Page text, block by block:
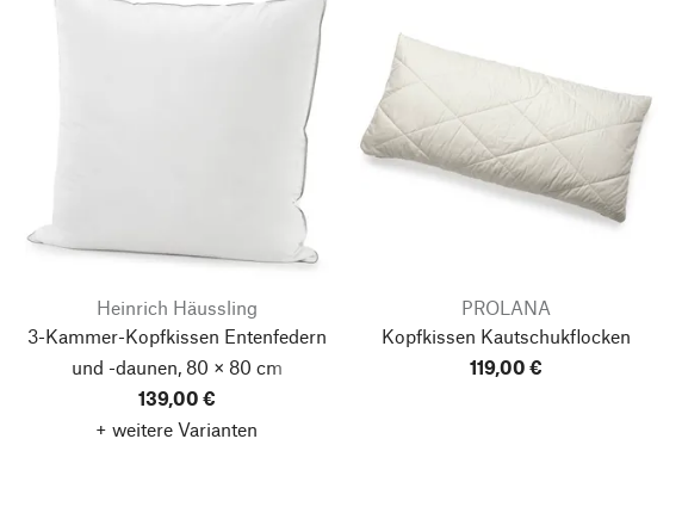
Heinrich Häussling
3-Kammer-Kopfkissen Entenfedern
und -daunen, 80 × 80 cm
139,00 €
+ weitere Varianten
PROLANA
Kopfkissen Kautschukflocken
119,00 €